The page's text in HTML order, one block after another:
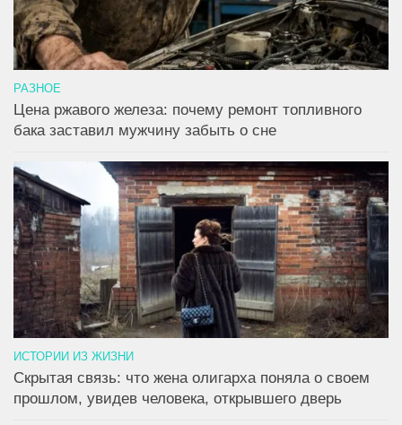
РАЗНОЕ
Цена ржавого железа: почему ремонт топливного
бака заставил мужчину забыть о сне
ИСТОРИИ ИЗ ЖИЗНИ
Скрытая связь: что жена олигарха поняла о своем
прошлом, увидев человека, открывшего дверь